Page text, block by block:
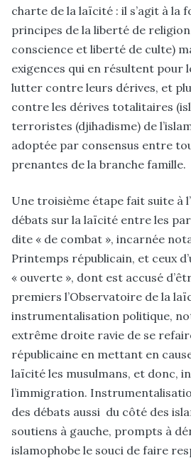
charte de la laïcité : il s’agit à la
principes de la liberté de
conscience et liberté de culte)
exigences qui en résultent pour
lutter contre leurs dérives, et
contre les dérives totalitaires
terroristes (djihadisme) de
adoptée par consensus entre
prenantes de la branche famille.
Une troisième étape fait suite à
débats sur la laïcité entre les
dite « de combat », incarnée
Printemps républicain, et ceux
« ouverte », dont est accusé
premiers l’Observatoire de la
instrumentalisation politique,
extrême droite ravie de se
républicaine en mettant en
laïcité les musulmans, et donc,
l’immigration.
des débats aussi du côté des
soutiens à gauche, prompts à
islamophobe le souci de faire